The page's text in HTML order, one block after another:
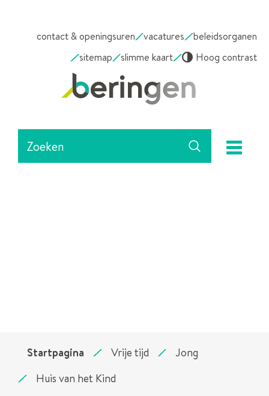
NAAR
contact & openingsuren vacatures
beleidsorganen
sitemap
slimme kaart Hoog contrast
Stad
Beringen
kunnen
we
Zoeken
Startpagina Vrije tijd
Jong
Huis van het Kind